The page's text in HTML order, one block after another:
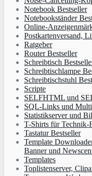
Notebook Bestseller
Notebookständer
Online-
Postkartenversand,
Ratgeber
Router Bestseller
Schreibtisch
Schreibtischlampe
Schreibtischstuhl
Scripte
SELFHTML und
SQL-Links und
Statistikserver und
T-Shirts für Technik-
Tastatur Bestseller
Template
Banner und
Templates
Toplistenserver,